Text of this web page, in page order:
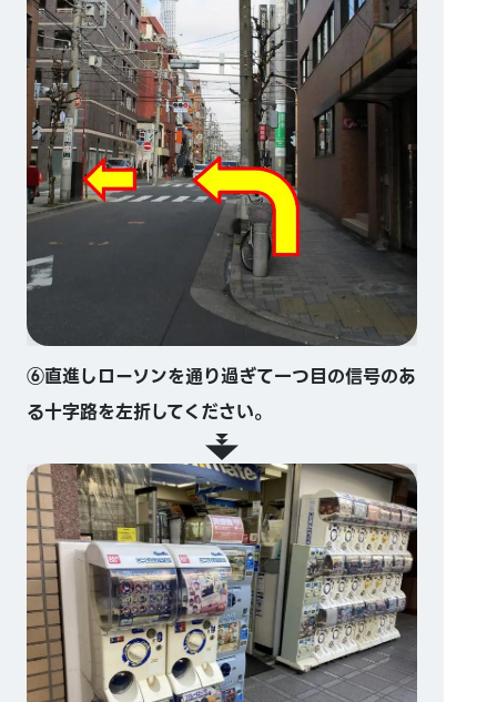
⑥直進しローソンを通り過ぎて一つ目の信号のあ
る十字路を左折してください。